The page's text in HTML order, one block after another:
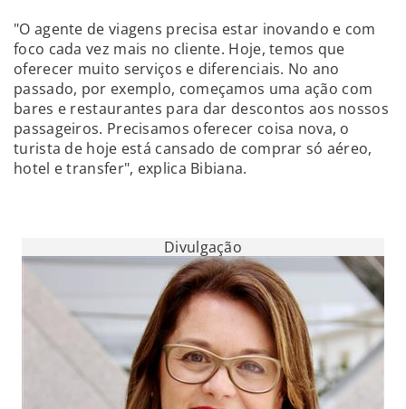
"O agente de viagens precisa estar inovando e com
foco cada vez mais no cliente. Hoje, temos que
oferecer muito serviços e diferenciais. No ano
passado, por exemplo, começamos uma ação com
bares e restaurantes para dar descontos aos nossos
passageiros. Precisamos oferecer coisa nova, o
turista de hoje está cansado de comprar só aéreo,
hotel e transfer", explica Bibiana.
Divulgação